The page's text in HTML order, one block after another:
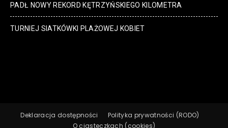
PADŁ NOWY REKORD KĘTRZYŃSKIEGO KILOMETRA
TURNIEJ SIATKÓWKI PLAŻOWEJ KOBIET
Deklaracja dostępności
Polityka prywatności (RODO)
O ciasteczkach (cookies)